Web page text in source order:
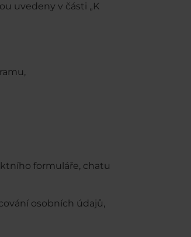
uvedeny v části „K
formuláře, chatu
osobních údajů,